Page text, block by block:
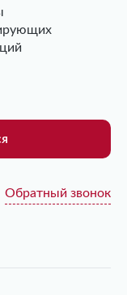
Обратный звонок